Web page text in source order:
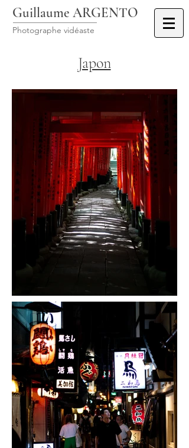
Guillaume ARGENTO
Photographe vidéaste
Japon